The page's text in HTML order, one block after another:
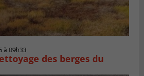
à 09h33
des berges du